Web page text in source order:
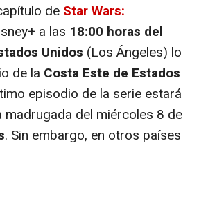
de Star Wars:
a las 18:00 horas del
Unidos (Los Ángeles) lo
de la Costa Este de Estados
episodio de la serie estará
madrugada del miércoles 8 de
. Sin embargo, en otros países